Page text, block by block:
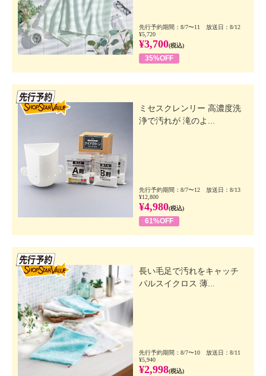
先行予約期間：8/7〜11 放送日：8/12
¥5,720
¥3,700(税込)
35%OFF
ミセスクレンリー 高濃度洗
浄で汚れが 滝のよ...
先行予約期間：8/7〜12 放送日：8/13
¥12,800
¥4,980(税込)
61%OFF
長い毛足で汚れをキャッチ
パルスイクロス 薄...
先行予約期間：8/7〜10 放送日：8/11
¥5,940
¥2,998(税込)